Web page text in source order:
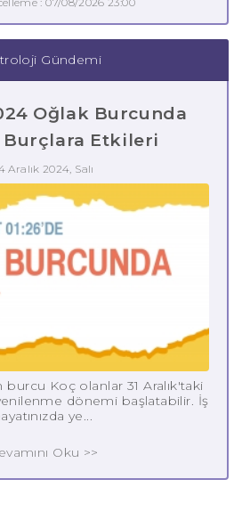
Gündemi
Oğlak Burcunda
Burçlara Etkileri
Aralık 2024, Salı
burcu Koç olanlar 31 Aralık'taki
dönemi başlatabilir. İş
ye...
Oku >>